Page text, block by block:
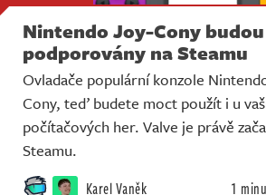
Nintendo Joy-Cony
podporovány na Steamu
Ovladače populární konzole
Cony, teď budete moct použít i u
počítačových her. Valve je právě
Steamu.
Karel Vaněk 1